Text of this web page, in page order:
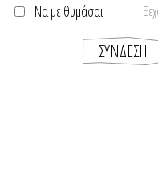
Να με θυμάσαι